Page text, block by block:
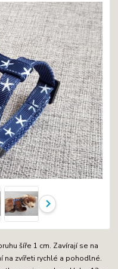
šíře 1 cm. Zavírají se na
na zvířeti rychlé a pohodlné.